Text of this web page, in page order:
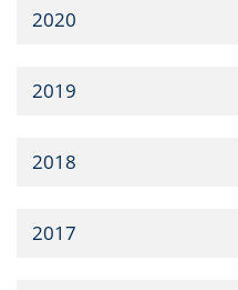
2020
2019
2018
2017